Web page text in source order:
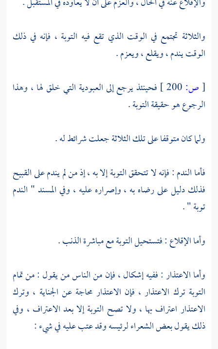
والثلاثة تجتمع في الوقت الذي تقع فيه التوبة ، فإنه في ذلك
الوقت يندم ، ويقلع ، ويعزم .
[ص:
فحينئذ يرجع إلى العبودية التي خلق لها ، وهذا
الرجوع هو حقيقة التوبة .
ولما كان متوقفا على تلك الثلاثة جعلت شرائط له .
فأما الندم : فإنه لا تتحقق التوبة إلا به ، إذ من لم يندم على القبيح
فذلك دليل على رضاه به ، وإصراره عليه ، وفي المسند " الندم
توبة " .
وأما الإقلاع : فتستحيل التوبة مع مباشرة الذنب .
وأما الاعتذار : ففيه إشكال ، فإن من الناس من يقول : من تمام
التوبة ترك الاعتذار ، فإن الاعتذار محاجة عن الجناية ، وترك
الاعتذار اعتراف بها ، ولا تصح التوبة إلا بعد الاعتراف ، وفي
ذلك يقول بعض الشعراء لرئيسه وقد عتب عليه في شيء :